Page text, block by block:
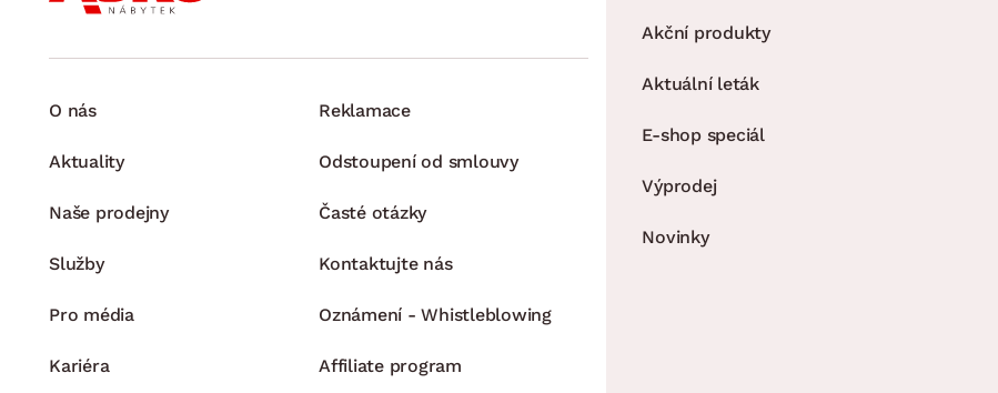
O nás
Aktuality
Naše prodejny
Služby
Pro média
Kariéra
Reklamace
Odstoupení od smlouvy
Časté otázky
Kontaktujte nás
Oznámení - Whistleblowing
Affiliate program
Akční produkty
Aktuální leták
E-shop speciál
Výprodej
Novinky